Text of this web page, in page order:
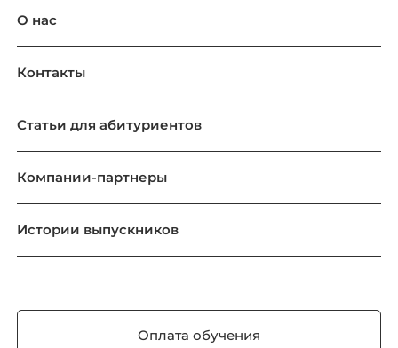
О нас
Контакты
Статьи для абитуриентов
Компании-партнеры
Истории выпускников
Оплата обучения